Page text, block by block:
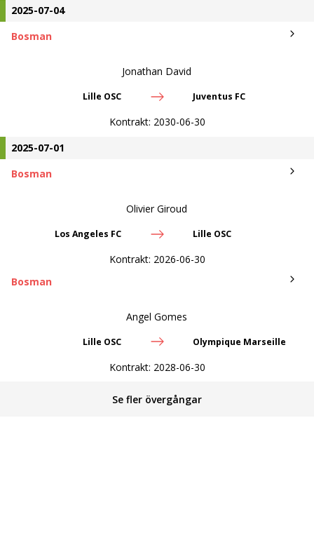
2025-07-04
Bosman
Jonathan David
Lille OSC Juventus FC
Kontrakt: 2030-06-30
2025-07-01
Bosman
Olivier Giroud
Los Angeles FC Lille OSC
Kontrakt: 2026-06-30
Bosman
Angel Gomes
Lille OSC Olympique Marseille
Kontrakt: 2028-06-30
Se fler övergångar